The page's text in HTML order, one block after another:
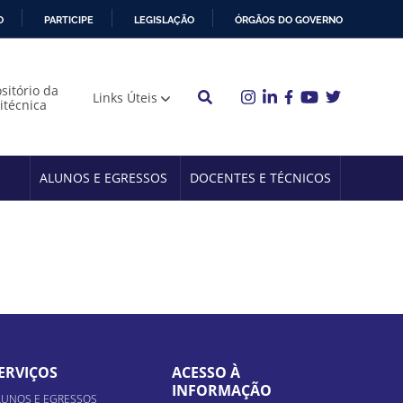
PARTICIPE LEGISLAÇÃO ÓRGÃOS DO GOVERNO
da
Links Úteis
ALUNOS E EGRESSOS DOCENTES E TÉCNICOS
E EGRESSOS
ACESSO À
INFORMAÇÃO